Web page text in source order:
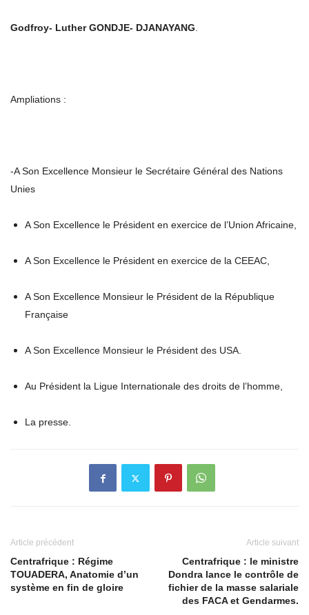
Godfroy- Luther GONDJE- DJANAYANG.
Ampliations :
-A Son Excellence Monsieur le Secrétaire Général des Nations
Unies
A Son Excellence le Président en exercice de l’Union Africaine,
A Son Excellence le Président en exercice de la CEEAC,
A Son Excellence Monsieur le Président de la République
Française
A Son Excellence Monsieur le Président des USA.
Au Président la Ligue Internationale des droits de l’homme,
La presse.
Article précédent
Centrafrique : Régime
TOUADERA, Anatomie d’un
système en fin de gloire
Article suivant
Centrafrique : le ministre
Dondra lance le contrôle de
fichier de la masse salariale
des FACA et Gendarmes.